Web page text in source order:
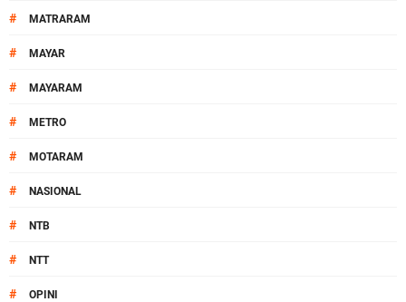
# MATRARAM
# MAYAR
# MAYARAM
# METRO
# MOTARAM
# NASIONAL
# NTB
# NTT
# OPINI